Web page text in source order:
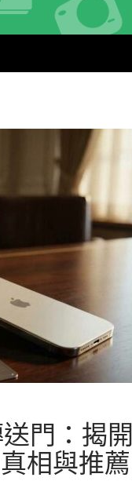
門：揭開
相與推薦